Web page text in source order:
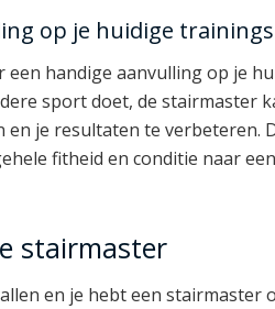
op je huidige
een handige aanvulling op je
sport doet, de stairmaster
je resultaten te verbeteren.
fitheid en conditie naar
stairmaster
en je hebt een stairmaster